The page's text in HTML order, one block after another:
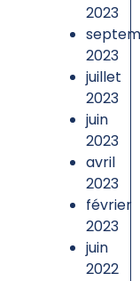
2023
2023
juillet
2023
juin
2023
avril
2023
février
2023
juin
2022